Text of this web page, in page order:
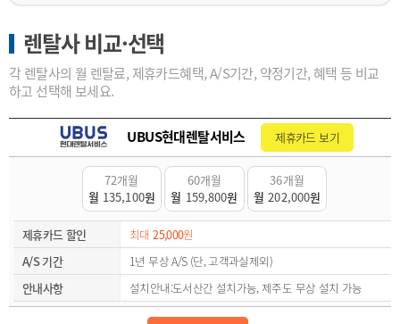
렌탈사 비교·선택
각 렌탈사의 월 렌탈료, 제휴카드혜택, A/S기간, 약정기간, 혜택 등 비교
하고 선택해 보세요.
UBUS현대렌탈서비스 제휴카드 보기
72개월
월 135,100원
60개월
월 159,800원
36개월
월202,000원
제휴카드 할인 최대25,000원
A/S 기간
1년 무상 A/S (단, 고객과실제외)
안내사항
설치안내:도서산간 설치가능, 제주도 무상 설치 가능